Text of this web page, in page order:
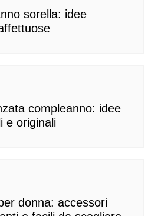
sorella: idee
compleanno: idee
e originali
donna: accessori